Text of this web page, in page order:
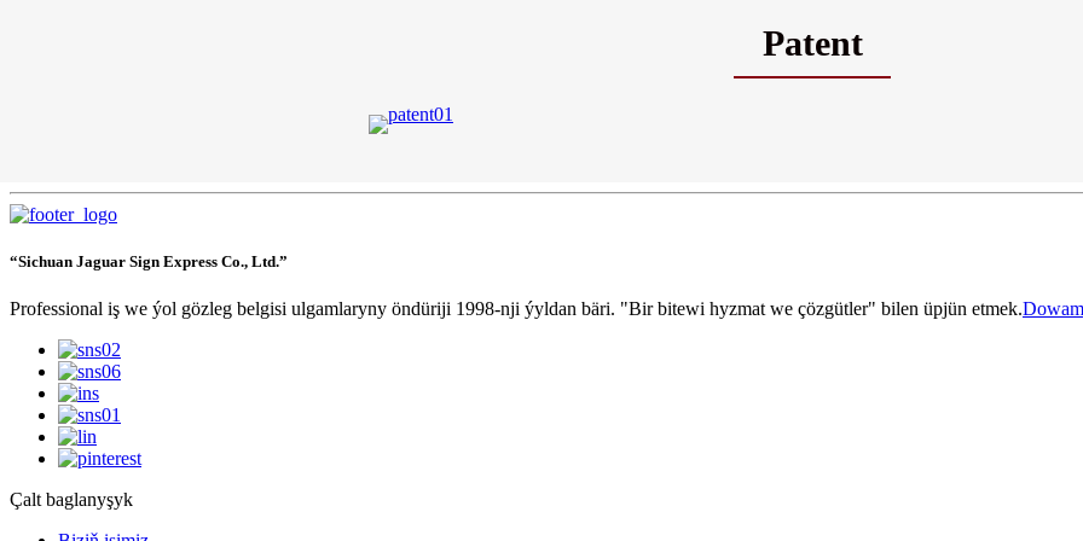
Patent
“Sichuan Jaguar Sign Express Co., Ltd.”
Professional iş we ýol gözleg belgisi ulgamlaryny öndüriji 1998-nji ýyldan bäri. "Bir bitewi hyzmat we çözgütler" bilen üpjün etmek.
Çalt baglanyşyk